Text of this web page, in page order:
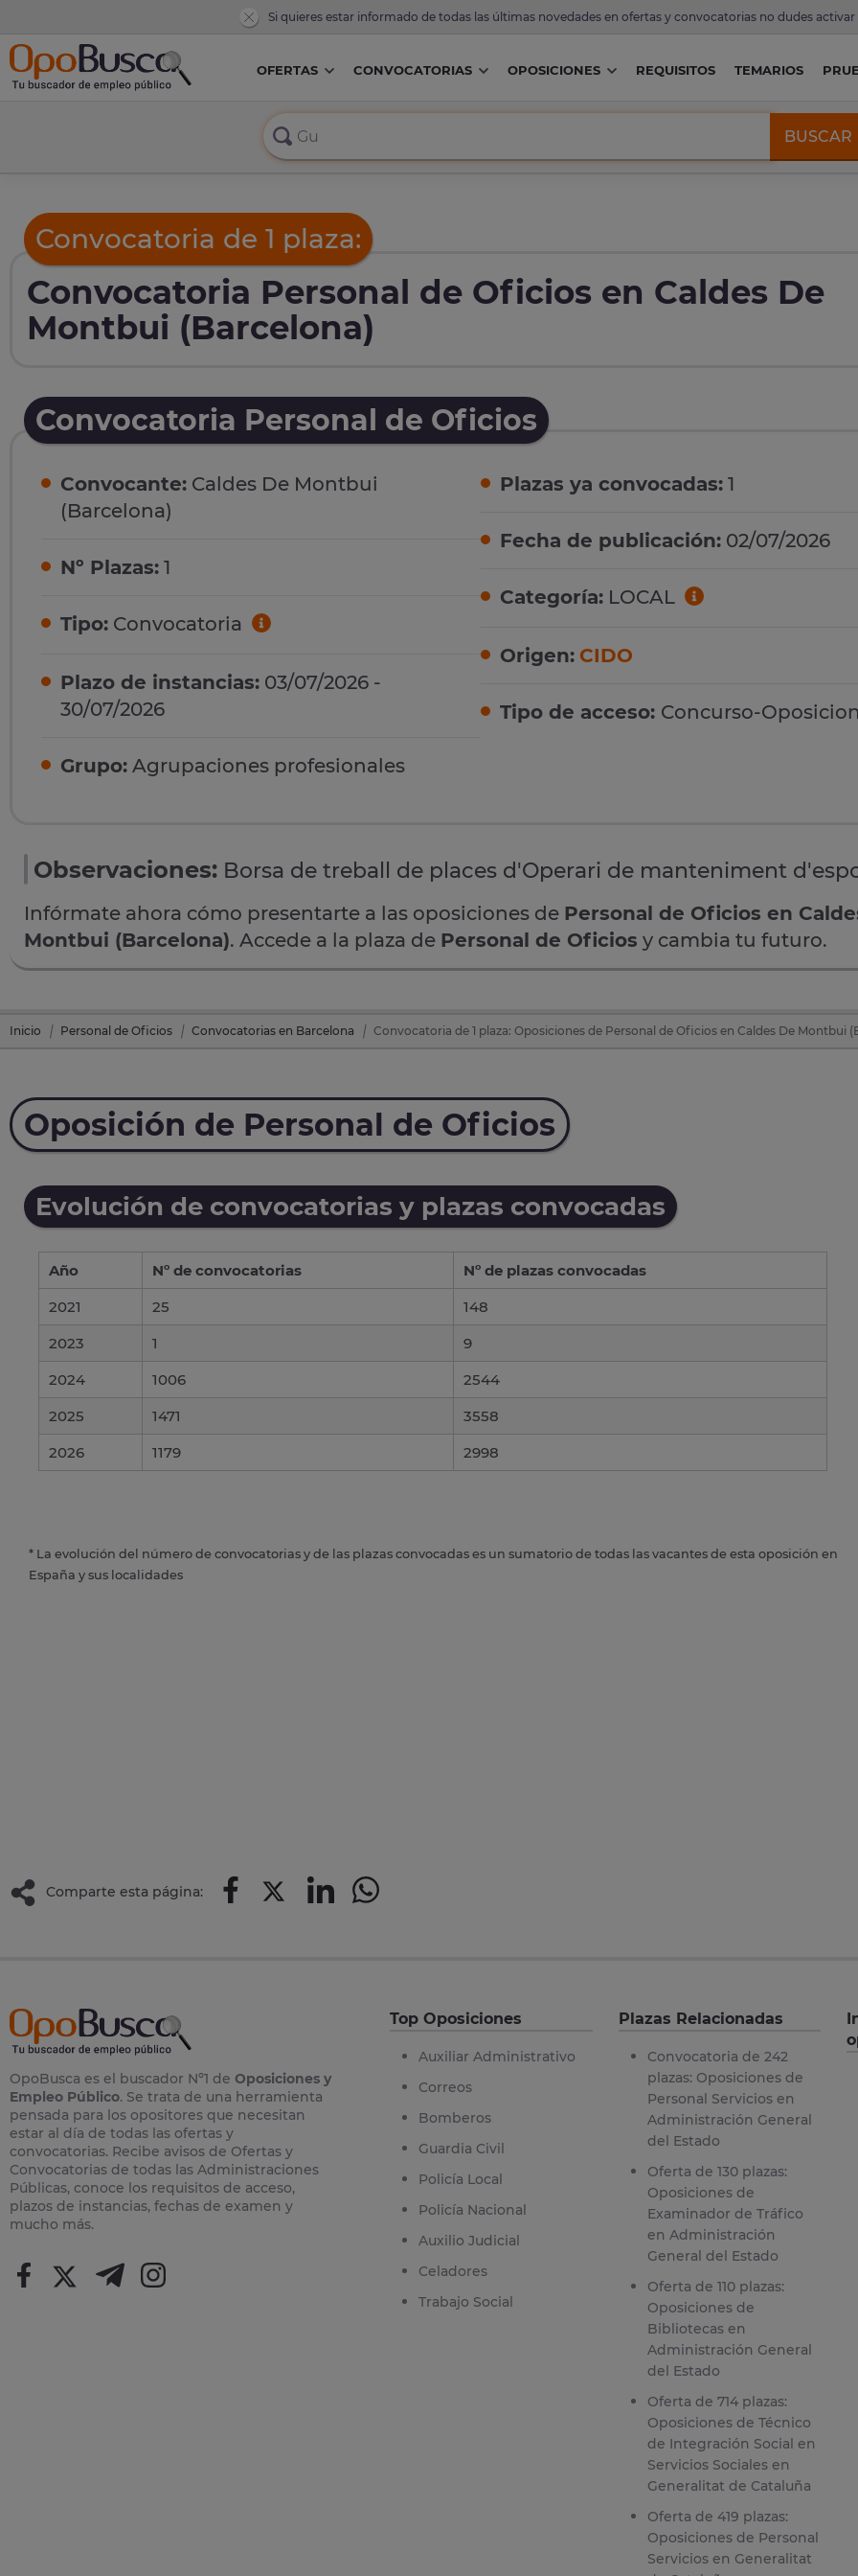
Si quieres estar informado de todas las últimas novedades en ofertas y convocatorias no dudes activar
OFERTAS CONVOCATORIAS OPOSICIONES REQUISITOS TEMARIOS
BUSCAR
Convocatoria de 1 plaza:
Convocatoria Personal de Oficios en Caldes De
Montbui (Barcelona)
Convocatoria Personal de Oficios
Convocante: Caldes De Montbui
(Barcelona)
Nº Plazas: 1
Tipo: Convocatoria
Plazo de instancias: 03/07/2026 -
30/07/2026
Grupo: Agrupaciones profesionales
Plazas ya convocadas: 1
Fecha de publicación: 02/07/2026
Categoría: LOCAL
Origen: CIDO
Tipo de acceso: Concurso-Oposicion
Observaciones: Borsa de treball de places d'Operari de manteniment
Infórmate ahora cómo presentarte a las oposiciones de Personal de Oficios en
Montbui (Barcelona). Accede a la plaza de Personal de Oficios y cambia tu futuro.
Inicio Personal de Oficios Convocatorias en Barcelona Convocatoria de 1 plaza: Oposiciones de Personal de Oficios en Caldes De Montbui
Oposición de Personal de Oficios
Evolución de convocatorias y plazas convocadas
Año Nº de convocatorias
Nº de plazas convocadas
2021
25
148
2023
1
9
2024
1006
2544
2025
1471
3558
2026
1179 2998
* La evolución del número de convocatorias y de las plazas convocadas es un sumatorio de todas las vacantes de esta oposición en
España y sus localidades
Comparte esta página:
OpoBusca es el buscador Nº1 de Oposiciones y
Empleo Público. Se trata de una herramienta
pensada para los opositores que necesitan
estar al día de todas las ofertas y
convocatorias. Recibe avisos de Ofertas y
Convocatorias de todas las Administraciones
Públicas, conoce los requisitos de acceso,
plazos de instancias, fechas de examen y
mucho más.
Top Oposiciones
Auxiliar Administrativo
Correos
Bomberos
Guardia Civil
Policía Local
Policía Nacional
Auxilio Judicial
Celadores
Trabajo Social
Plazas Relacionadas
Convocatoria de 242
plazas: Oposiciones de
Personal Servicios en
Administración General
del Estado
Oferta de 130 plazas:
Oposiciones de
Examinador de Tráfico
en Administración
General del Estado
Oferta de 110 plazas:
Oposiciones de
Bibliotecas en
Administración General
del Estado
Oferta de 714 plazas:
Oposiciones de Técnico
de Integración Social en
Servicios Sociales en
Generalitat de Cataluña
Oferta de 419 plazas:
Oposiciones de Personal
Servicios en Generalitat